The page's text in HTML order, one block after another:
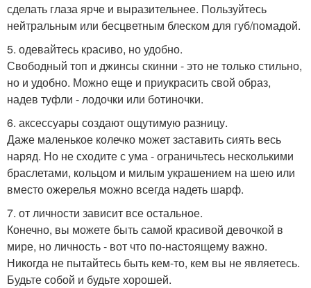
сделать глаза ярче и выразительнее. Пользуйтесь
нейтральным или бесцветным блеском для губ/помадой.
5. одевайтесь красиво, но удобно.
Свободный топ и джинсы скинни - это не только стильно,
но и удобно. Можно еще и приукрасить свой образ,
надев туфли - лодочки или ботиночки.
6. аксессуары создают ощутимую разницу.
Даже маленькое колечко может заставить сиять весь
наряд. Но не сходите с ума - ограничьтесь несколькими
браслетами, кольцом и милым украшением на шею или
вместо ожерелья можно всегда надеть шарф.
7. от личности зависит все остальное.
Конечно, вы можете быть самой красивой девочкой в
мире, но личность - вот что по-настоящему важно.
Никогда не пытайтесь быть кем-то, кем вы не являетесь.
Будьте собой и будьте хорошей.